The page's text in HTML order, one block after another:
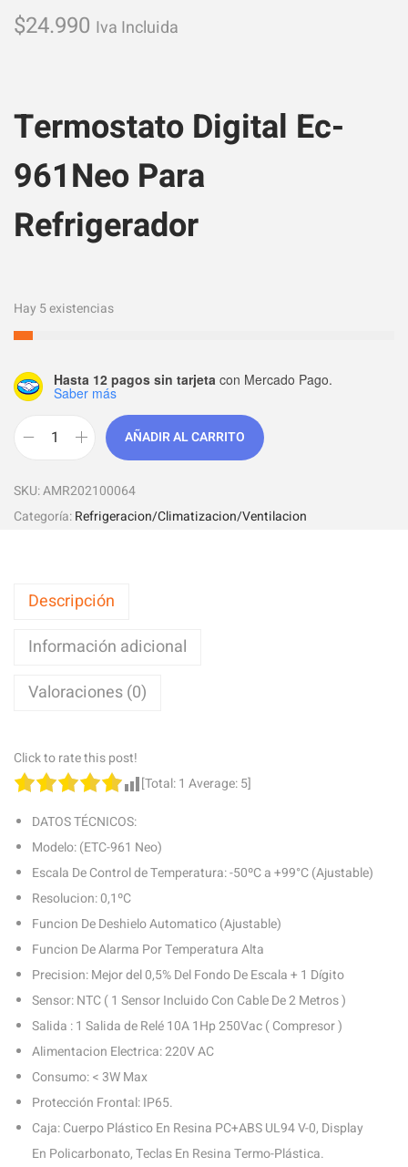
$24.990 Iva Incluida
Termostato Digital Ec-
961Neo Para
Refrigerador
Hay 5 existencias
Hasta 12 pagos sin tarjeta con Mercado Pago.
Saber más
AÑADIR AL CARRITO
SKU:AMR202100064
Categoría:Refrigeracion/Climatizacion/Ventilacion
Descripción
Información adicional
Valoraciones (0)
Click to rate this post!
[Total:1 Average:5]
DATOS TÉCNICOS:
Modelo: (ETC-961 Neo)
Escala De Control de Temperatura: -50ºC a +99°C (Ajustable)
Resolucion: 0,1ºC
Funcion De Deshielo Automatico (Ajustable)
Funcion De Alarma Por Temperatura Alta
Precision: Mejor del 0,5% Del Fondo De Escala + 1 Dígito
Sensor: NTC ( 1 Sensor Incluido Con Cable De 2 Metros )
Salida : 1 Salida de Relé 10A 1Hp 250Vac ( Compresor )
Alimentacion Electrica: 220V AC
Consumo: < 3W Max
Protección Frontal: IP65.
Caja: Cuerpo Plástico En Resina PC+ABS UL94 V-0, Display
En Policarbonato, Teclas En Resina Termo-Plástica.